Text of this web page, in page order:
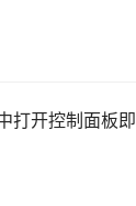
打开控制面板即